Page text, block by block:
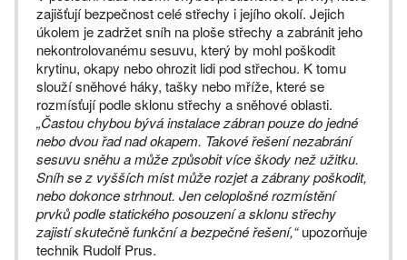
zajišťují bezpečnost celé střechy i jejího okolí. Jejich
úkolem je zadržet sníh na ploše střechy a zabránit jeho
nekontrolovanému sesuvu, který by mohl poškodit
krytinu, okapy nebo ohrozit lidi pod střechou. K tomu
slouží sněhové háky, tašky nebo mříže, které se
rozmísťují podle sklonu střechy a sněhové oblasti.
„Častou chybou bývá instalace zábran pouze do jedné
nebo dvou řad nad okapem. Takové řešení nezabrání
sesuvu sněhu a může způsobit více škody než užitku.
Sníh se z vyšších míst může rozjet a zábrany poškodit,
nebo dokonce strhnout. Jen celoplošné rozmístění
prvků podle statického posouzení a sklonu střechy
zajistí skutečně funkční a bezpečné řešení,“upozorňuje
technik Rudolf Prus.